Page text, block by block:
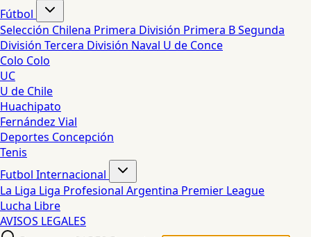
Fútbol
Selección Chilena Primera División Primera BSegunda
División Tercera División Naval U de Conce
Colo Colo
UC
U de Chile
Huachipato
Fernández Vial
Deportes Concepción
Tenis
Futbol Internacional
La Liga Liga Profesional Argentina Premier League
Lucha Libre
AVISOS LEGALES